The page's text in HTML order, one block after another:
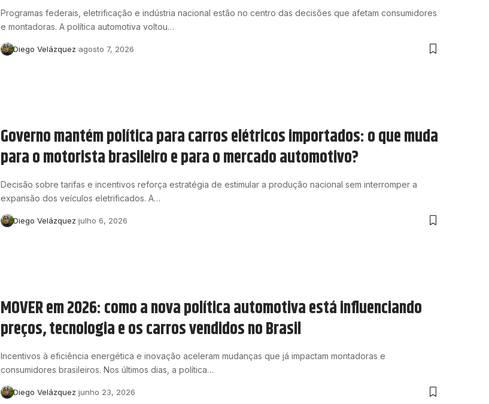
Programas federais, eletrificação e indústria nacional estão no centro das decisões que afetam consumidores
e montadoras. A política automotiva voltou…
Diego Velázquez agosto 7, 2026
Governo mantém política para carros elétricos importados: o que muda
para o motorista brasileiro e para o mercado automotivo?
Decisão sobre tarifas e incentivos reforça estratégia de estimular a produção nacional sem interromper a
expansão dos veículos eletrificados. A…
Diego Velázquez julho 6, 2026
MOVER em 2026: como a nova política automotiva está influenciando
preços, tecnologia e os carros vendidos no Brasil
Incentivos à eficiência energética e inovação aceleram mudanças que já impactam montadoras e
consumidores brasileiros. Nos últimos dias, a política…
Diego Velázquez junho 23, 2026